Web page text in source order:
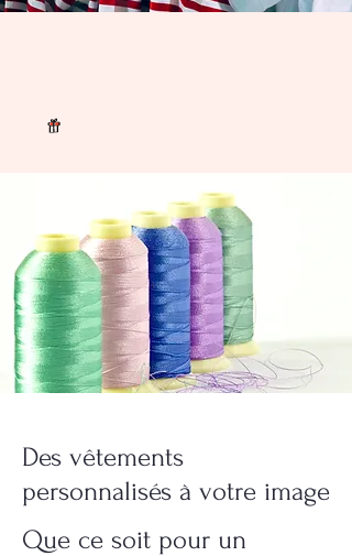
Des vêtements
personnalisés à votre image
Que ce soit pour un